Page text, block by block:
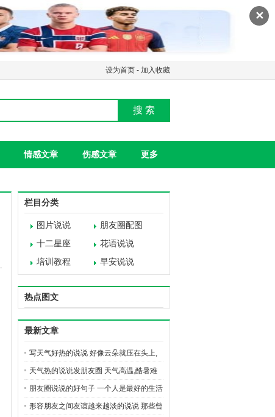
✕
设为首页 - 加入收藏
搜 索
情感文章 伤感文章 更多
栏目分类
图片说说
朋友圈配图
十二星座
花语说说
培训教程
早安说说
热点图文
最新文章
写天气好热的说说 好像云朵就压在头上,
天气真的好热好热
天气热的说说发朋友圈 天气高温,酷暑难
耐,注意防暑
朋友圈说说的好句子 一个人是最好的生活
状态
形容朋友之间友谊越来越淡的说说 那些曾